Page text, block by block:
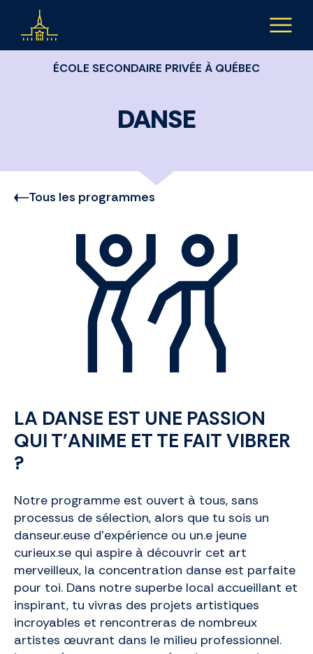
Aller au contenu
ÉCOLE SECONDAIRE PRIVÉE À QUÉBEC
DANSE
Tous les programmes
LA DANSE EST UNE PASSION
QUI T'ANIME ET TE FAIT VIBRER
?
Notre programme est ouvert à tous, sans
processus de sélection, alors que tu sois un
danseur.euse d’expérience ou un.e jeune
curieux.se qui aspire à découvrir cet art
merveilleux, la concentration danse est parfaite
pour toi. Dans notre superbe local accueillant et
inspirant, tu vivras des projets artistiques
incroyables et rencontreras de nombreux
artistes œuvrant dans le milieu professionnel.